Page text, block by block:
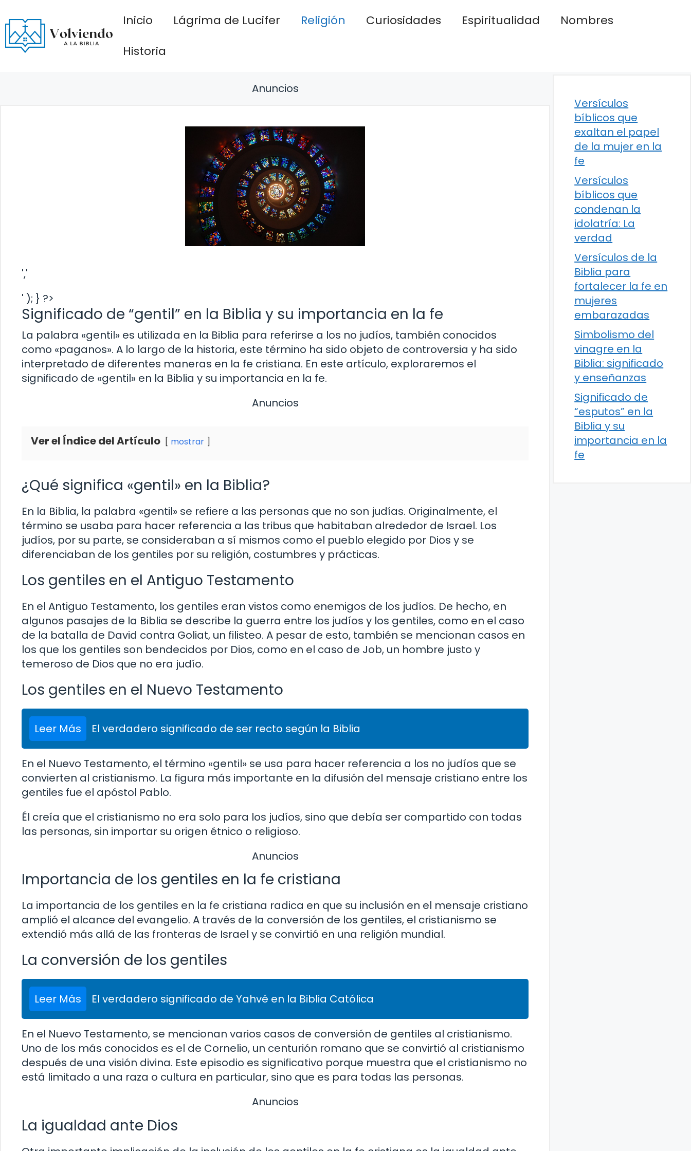
al
contenido
Inicio Lágrima de Lucifer Religión Curiosidades Espiritualidad
Nombres
Historia
Anuncios
','
' ); } ?>
Significado de “gentil” en la Biblia y su importancia en la fe
La palabra «gentil» es utilizada en la Biblia para referirse a los no judíos, también conocidos
como «paganos». A lo largo de la historia, este término ha sido objeto de controversia y ha sido
interpretado de diferentes maneras en la fe cristiana. En este artículo, exploraremos el
significado de «gentil» en la Biblia y su importancia en la fe.
Anuncios
Ver el Índice del Artículo mostrar
¿Qué significa «gentil» en la Biblia?
En la Biblia, la palabra «gentil» se refiere a las personas que no son judías. Originalmente, el
término se usaba para hacer referencia a las tribus que habitaban alrededor de Israel. Los
judíos, por su parte, se consideraban a sí mismos como el pueblo elegido por Dios y se
diferenciaban de los gentiles por su religión, costumbres y prácticas.
Los gentiles en el Antiguo Testamento
En el Antiguo Testamento, los gentiles eran vistos como enemigos de los judíos. De hecho, en
algunos pasajes de la Biblia se describe la guerra entre los judíos y los gentiles, como en el caso
de la batalla de David contra Goliat, un filisteo. A pesar de esto, también se mencionan casos en
los que los gentiles son bendecidos por Dios, como en el caso de Job, un hombre justo y
temeroso de Dios que no era judío.
Los gentiles en el Nuevo Testamento
Leer Más El verdadero significado de ser recto según la Biblia
En el Nuevo Testamento, el término «gentil» se usa para hacer referencia a los no judíos que se
convierten al cristianismo. La figura más importante en la difusión del mensaje cristiano entre los
gentiles fue el apóstol Pablo.
Él creía que el cristianismo no era solo para los judíos, sino que debía ser compartido con todas
las personas, sin importar su origen étnico o religioso.
Anuncios
Importancia de los gentiles en la fe cristiana
La importancia de los gentiles en la fe cristiana radica en que su inclusión en el mensaje cristiano
amplió el alcance del evangelio. A través de la conversión de los gentiles, el cristianismo se
extendió más allá de las fronteras de Israel y se convirtió en una religión mundial.
La conversión de los gentiles
Leer Más El verdadero significado de Yahvé en la Biblia Católica
En el Nuevo Testamento, se mencionan varios casos de conversión de gentiles al cristianismo.
Uno de los más conocidos es el de Cornelio, un centurión romano que se convirtió al cristianismo
después de una visión divina. Este episodio es significativo porque muestra que el cristianismo no
está limitado a una raza o cultura en particular, sino que es para todas las personas.
Anuncios
La igualdad ante Dios
Versículos
bíblicos que
exaltan el papel
de la mujer en la
fe
Versículos
bíblicos que
condenan la
idolatría: La
verdad
Versículos de la
Biblia para
fortalecer la fe en
mujeres
embarazadas
Simbolismo del
vinagre en la
Biblia: significado
y enseñanzas
Significado de
“esputos” en la
Biblia y su
importancia en la
fe